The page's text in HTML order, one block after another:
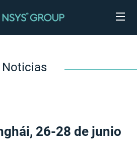
Noticias
26-28 de junio